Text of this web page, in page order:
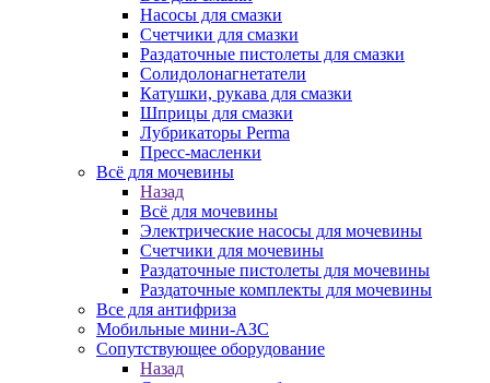
Насосы для смазки
Счетчики для смазки
Раздаточные пистолеты для смазки
Солидолонагнетатели
Катушки, рукава для смазки
Шприцы для смазки
Лубрикаторы Perma
Пресс-масленки
Всё для мочевины
Назад
Всё для мочевины
Электрические насосы для мочевины
Счетчики для мочевины
Раздаточные пистолеты для мочевины
Раздаточные комплекты для мочевины
Все для антифриза
Мобильные мини-АЗС
Сопутствующее оборудование
Назад